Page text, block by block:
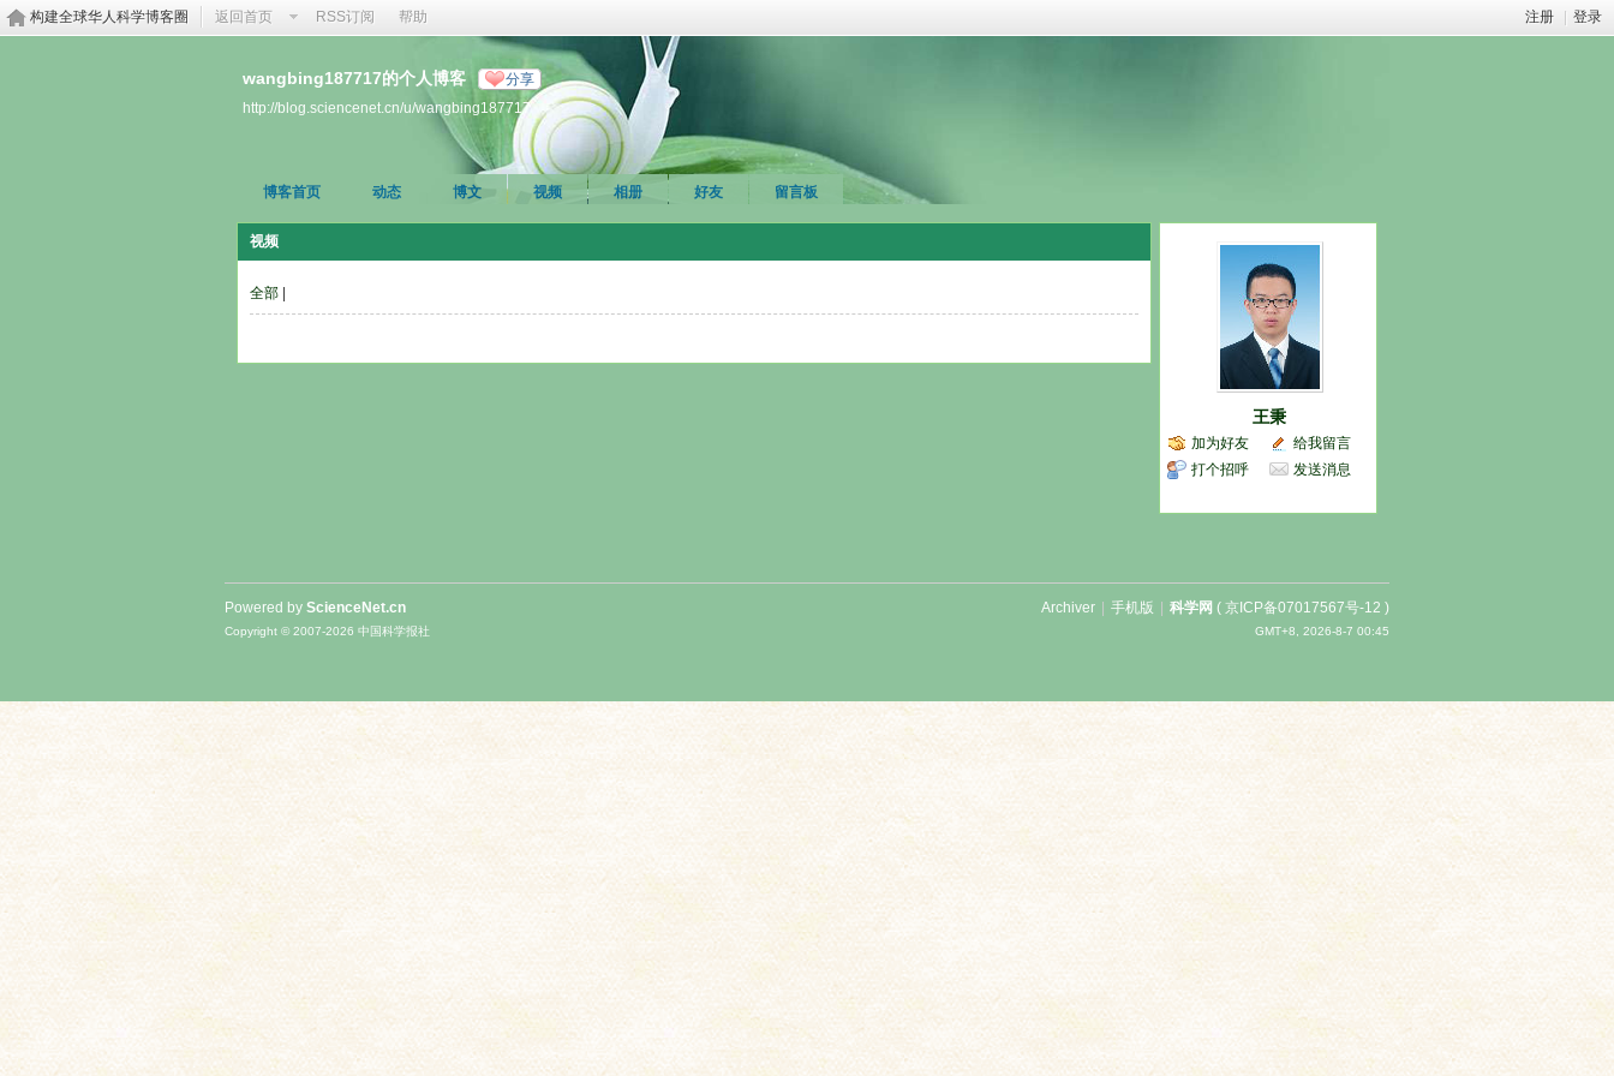
注册 登录
构建全球华人科学博客圈 返回首页 RSS订阅 帮助
wangbing187717的个人博客 分享
http://blog.sciencenet.cn/u/wangbing187717
博客首页 动态 博文 视频 相册 好友 留言板
视频
全部
王秉
加为好友
给我留言
打个招呼
发送消息
Archiver 手机版 科学网 ( 京ICP备07017567号-12 )
GMT+8, 2026-8-7 00:45
Powered by ScienceNet.cn
Copyright © 2007-2026 中国科学报社